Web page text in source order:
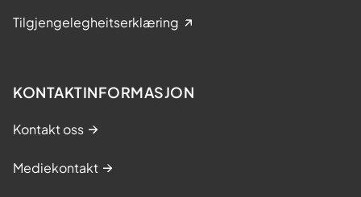
Tilgjengelegheitserklæring
KONTAKTINFORMASJON
Kontakt oss
Mediekontakt